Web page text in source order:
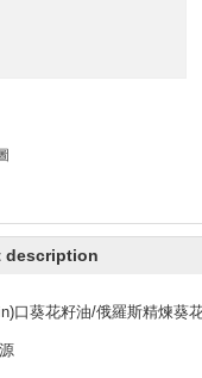
description
口葵花籽油/俄羅斯精煉